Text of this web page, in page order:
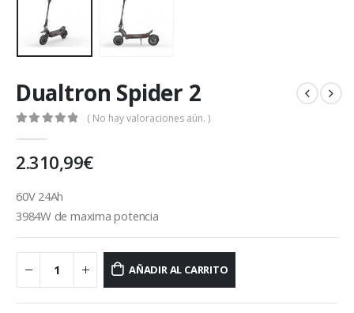
Dualtron Spider 2
( No hay valoraciones aún. )
2.310,99€
60V 24Ah
3984W de maxima potencia
AÑADIR AL CARRITO